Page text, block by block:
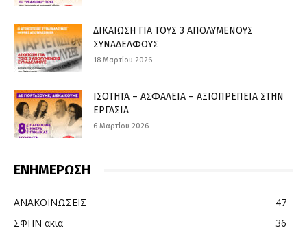
ΔΙΚΑΙΩΣΗ ΓΙΑ ΤΟΥΣ 3 ΑΠΟΛΥΜΕΝΟΥΣ
ΣΥΝΑΔΕΛΦΟΥΣ
18 Μαρτίου 2026
ΙΣΟΤΗΤΑ – ΑΣΦΑΛΕΙΑ – ΑΞΙΟΠΡΕΠΕΙΑ ΣΤΗΝ
ΕΡΓΑΣΙΑ
6 Μαρτίου 2026
ΕΝΗΜΕΡΩΣΗ
ΑΝΑΚΟΙΝΩΣΕΙΣ
47
ΣΦΗΝ ακια
36